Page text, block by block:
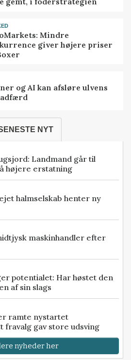
Mindre
giver højere priser
og AI kan afsløre ulvens
NYT
Landmand går til
højere erstatning
halmselskab henter ny
maskinhandler efter
potentialet: Har høstet den
af sin slags
ramte nystartet
fravalg gav store udsving
nyheder her